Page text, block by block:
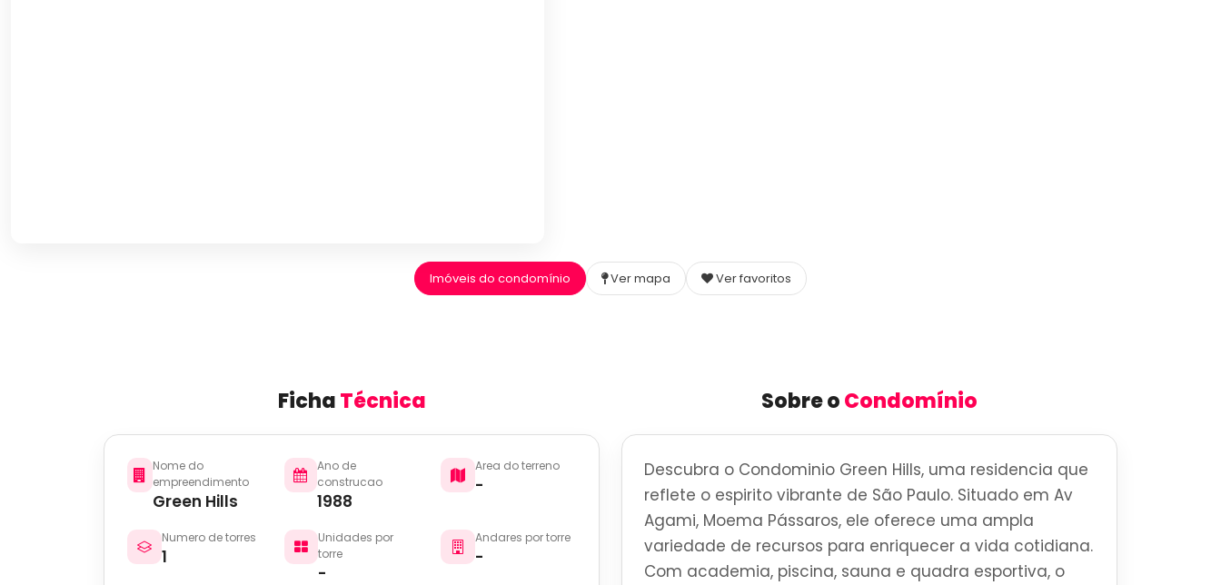
Imóveis do condomínio Ver mapa Ver favoritos
FichaTécnica
Nome do
empreendimento
Green Hills
Ano de
construcao
1988
Area do terreno
-
Numero de torres
1
Unidades por
torre
-
Andares por torre
-
Sobre oCondomínio
Descubra o Condominio Green Hills, uma residencia que
reflete o espirito vibrante de São Paulo. Situado em Av
Agami, Moema Pássaros, ele oferece uma ampla
variedade de recursos para enriquecer a vida cotidiana.
Com academia, piscina, sauna e quadra esportiva, o